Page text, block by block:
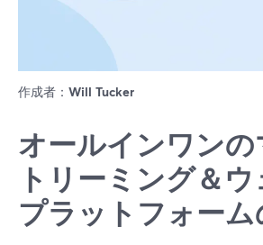
作成者： Will Tucker
オールインワン
トリーミング＆
プラットフォー